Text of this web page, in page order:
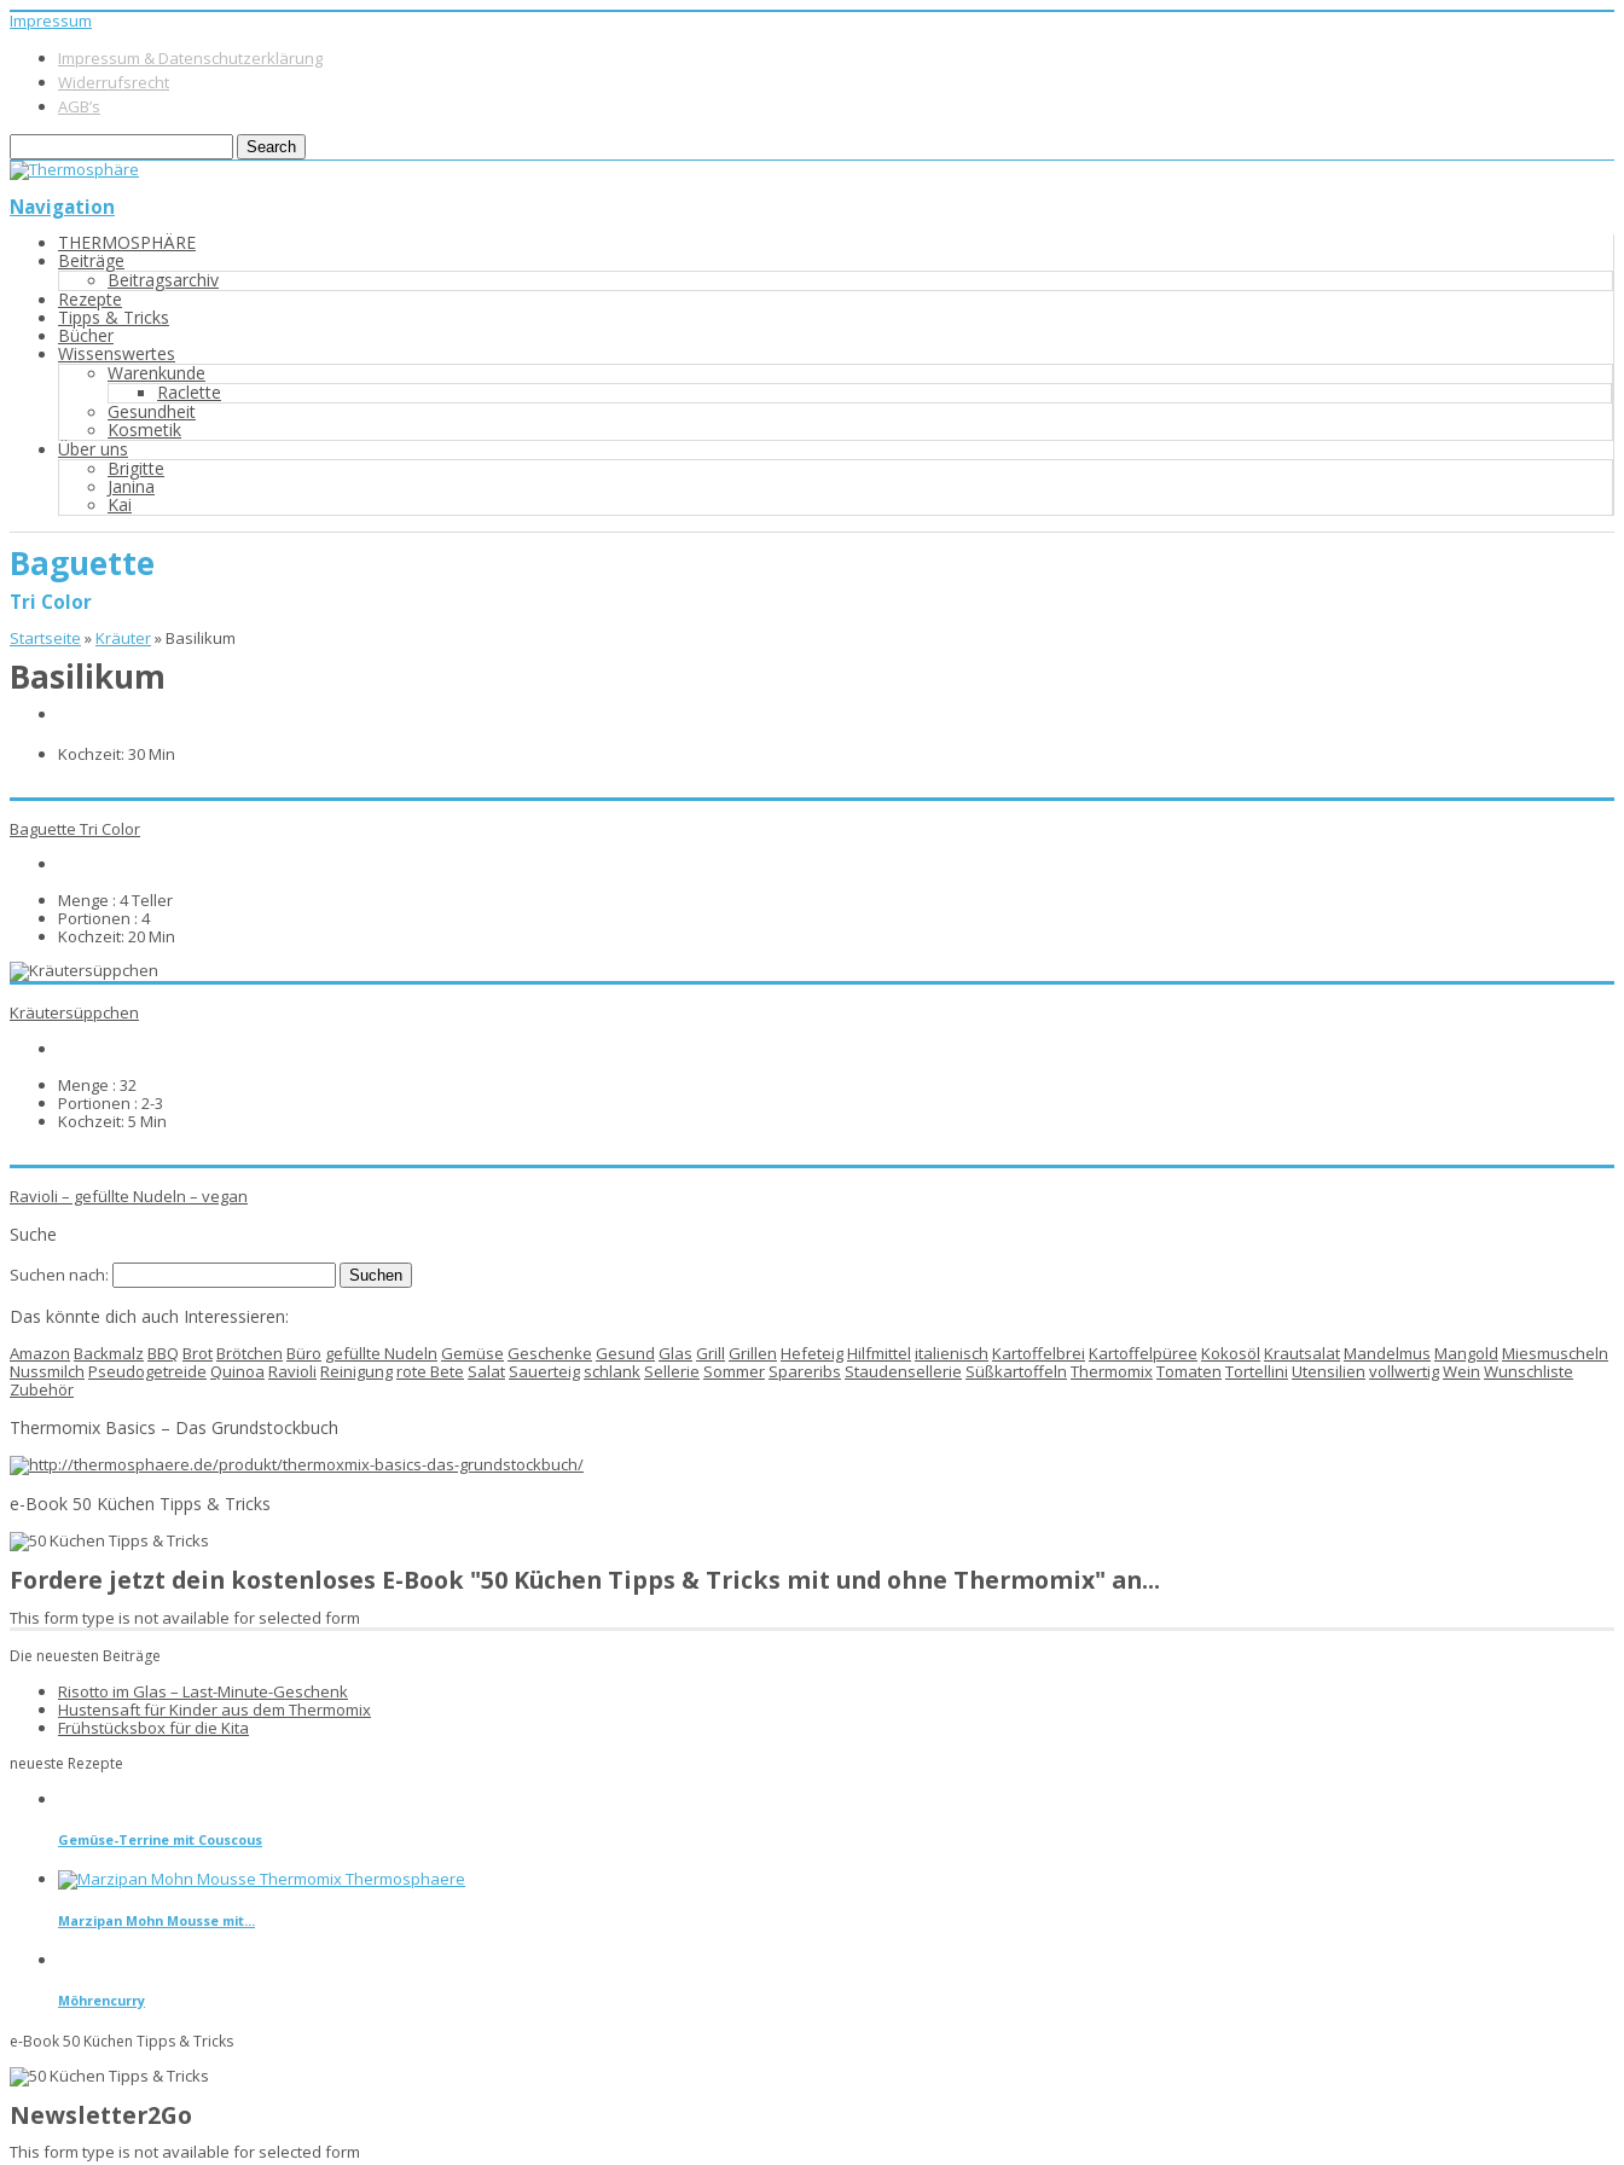
Impressum
Impressum & Datenschutzerklärung
Widerrufsrecht
AGB’s
Navigation
THERMOSPHÄRE
Beiträge
Beitragsarchiv
Rezepte
Tipps & Tricks
Bücher
Wissenswertes
Warenkunde
Raclette
Gesundheit
Kosmetik
Über uns
Brigitte
Janina
Kai
Baguette
Tri Color
Startseite »Kräuter»Basilikum
Basilikum
Kochzeit: 30 Min
Baguette Tri Color
Menge : 4 Teller
Portionen : 4
Kochzeit: 20 Min
Kräutersüppchen
Menge : 32
Portionen : 2-3
Kochzeit: 5 Min
Ravioli – gefüllte Nudeln – vegan
Suche
Suchen nach:
Das könnte dich auch Interessieren:
Amazon Backmalz BBQ BrotBrötchen Büro gefüllte Nudeln Gemüse Geschenke Gesund Glas Grill Grillen HefeteigHilfmittel italienisch Kartoffelbrei Kartoffelpüree Kokosöl KrautsalatMandelmus Mangold Miesmuscheln
Nussmilch Pseudogetreide Quinoa Ravioli Reinigungrote Bete Salat Sauerteig schlank Sellerie Sommer Spareribs Staudensellerie Süßkartoffeln ThermomixTomaten Tortellini Utensilien vollwertigWein Wunschliste
Zubehör
Thermomix Basics – Das Grundstockbuch
e-Book 50 Küchen Tipps & Tricks
Fordere jetzt dein kostenloses E-Book "50 Küchen Tipps & Tricks mit und ohne Thermomix" an...
This form type is not available for selected form
Die neuesten Beiträge
Risotto im Glas – Last-Minute-Geschenk
Hustensaft für Kinder aus dem Thermomix
Frühstücksbox für die Kita
neueste Rezepte
Gemüse-Terrine mit Couscous
Marzipan Mohn Mousse mit...
Möhrencurry
e-Book 50 Küchen Tipps & Tricks
Newsletter2Go
This form type is not available for selected form